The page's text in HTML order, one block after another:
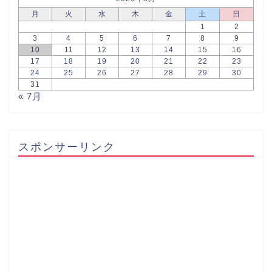
月
火 水 木 金 土
日
1
2
3
4 5 6 7 8
9
10
11 12 13 14 15
16
17
18 19 20 21 22
23
24
25 26 27 28 29
30
31
« 7月
スポンサーリンク